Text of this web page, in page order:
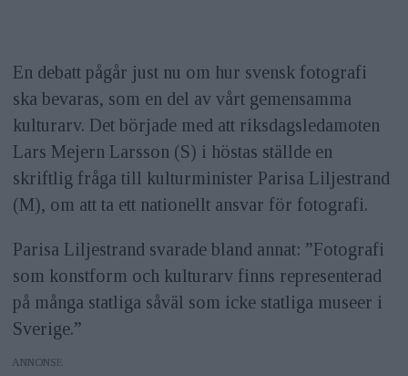
En debatt pågår just nu om hur svensk fotografi
ska bevaras, som en del av vårt gemensamma
kulturarv. Det började med att riksdagsledamoten
Lars Mejern Larsson (S) i höstas ställde en
skriftlig fråga till kulturminister Parisa Liljestrand
(M), om att ta ett nationellt ansvar för fotografi.
Parisa Liljestrand svarade bland annat: ”Fotografi
som konstform och kulturarv finns representerad
på många statliga såväl som icke statliga museer i
Sverige.”
ANNONS